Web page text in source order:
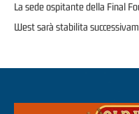
La sede ospitante della Final
West sarà stabilita